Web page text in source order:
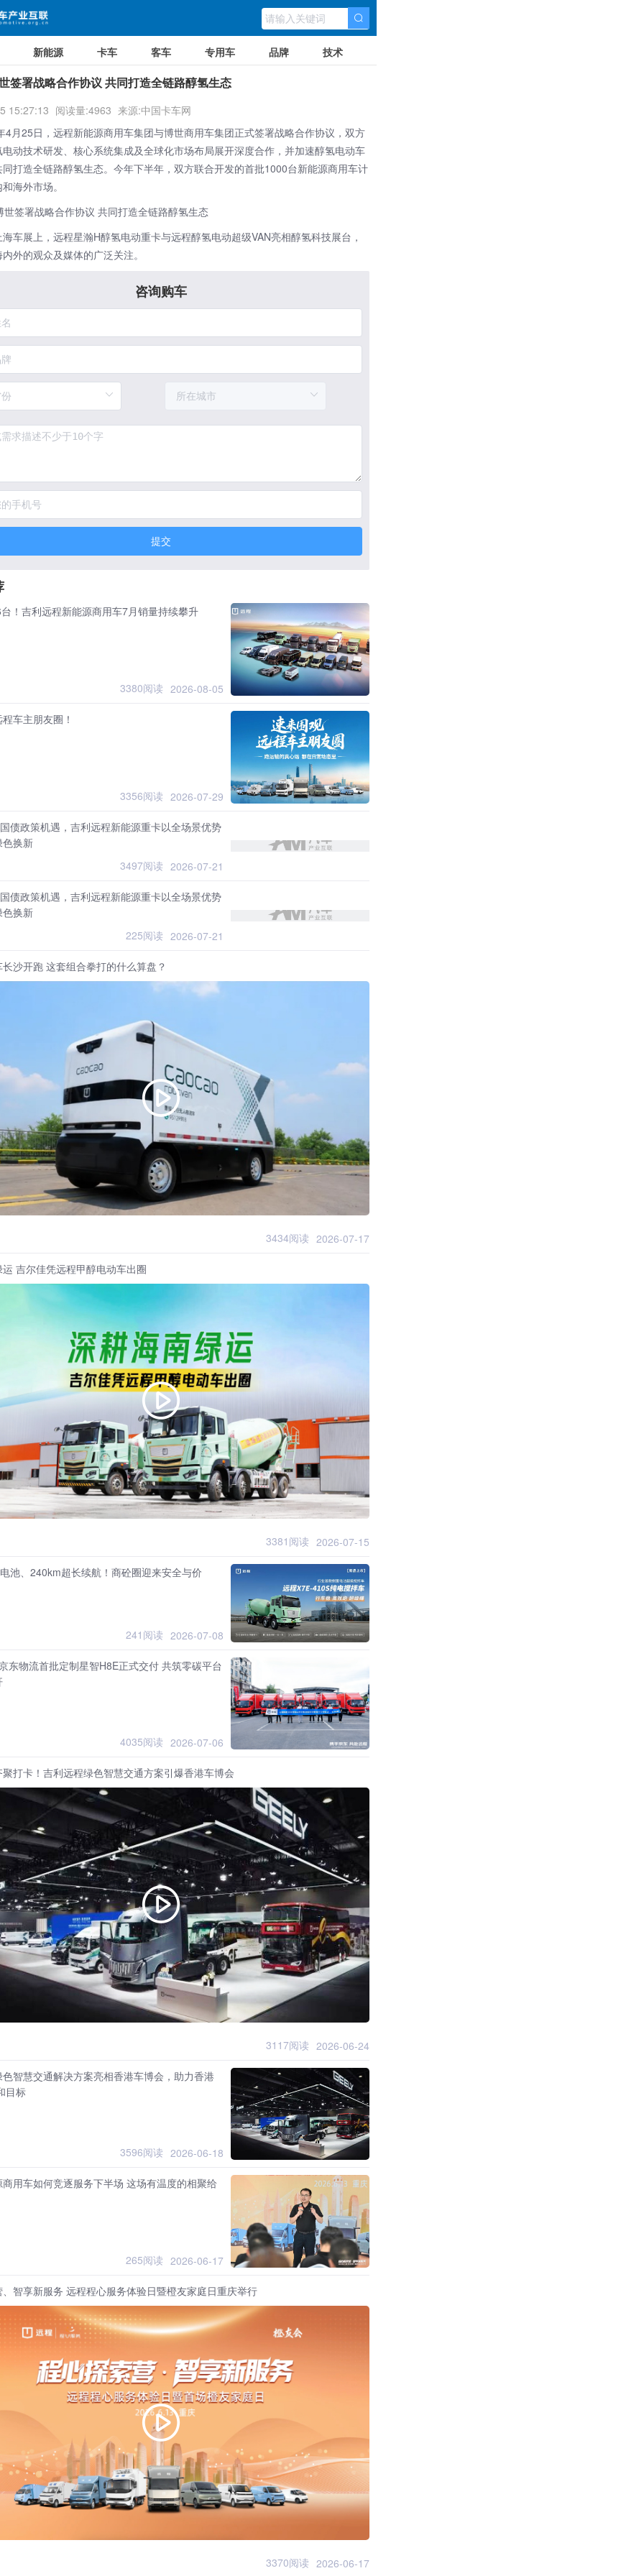
新能源 卡车 客车 专用车 品牌 技术
签署战略合作协议 共同打造全链路醇氢生态
15:27:13 阅读量:4963 来源:中国卡车网
4月25日，远程新能源商用车集团与博世商用车集团正式签署战略合作协议，双方
动技术研发、核心系统集成及全球化市场布局展开深度合作，并加速醇氢电动车
打造全链路醇氢生态。今年下半年，双方联合开发的首批1000台新能源商用车计
海外市场。
车展上，远程星瀚H醇氢电动重卡与远程醇氢电动超级VAN亮相醇氢科技展台，
外的观众及媒体的广泛关注。
咨询购车
提交
！吉利远程新能源商用车7月销量持续攀升
3380阅读 2026-08-05
车主朋友圈！
3356阅读 2026-07-29
债政策机遇，吉利远程新能源重卡以全场景优势
换新
3497阅读 2026-07-21
债政策机遇，吉利远程新能源重卡以全场景优势
换新
225阅读 2026-07-21
沙开跑 这套组合拳打的什么算盘？
3434阅读 2026-07-17
吉尔佳凭远程甲醇电动车出圈
3381阅读 2026-07-15
池、240km超长续航！商砼圈迎来安全与价
241阅读 2026-07-08
东物流首批定制星智H8E正式交付 共筑零碳平台
4035阅读 2026-07-06
打卡！吉利远程绿色智慧交通方案引爆香港车博会
3117阅读 2026-06-24
智慧交通解决方案亮相香港车博会，助力香港
目标
3596阅读 2026-06-18
用车如何竞逐服务下半场 这场有温度的相聚给
265阅读 2026-06-17
智享新服务 远程程心服务体验日暨橙友家庭日重庆举行
3370阅读 2026-06-17